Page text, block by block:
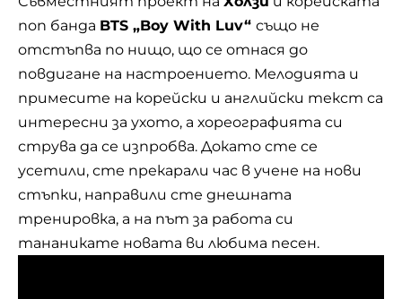
поп банда BTS „Boy With Luv“ също не
отстъпва по нищо, що се отнася до
повдигане на настроението. Мелодията и
примесите на корейски и английски текст са
интересни за ухото, а хореографията си
струва да се изпробва. Докато сте се
усетили, сте прекарали час в учене на нови
стъпки, направили сте днешната
тренировка, а на път за работа си
тананикате новата ви любима песен.